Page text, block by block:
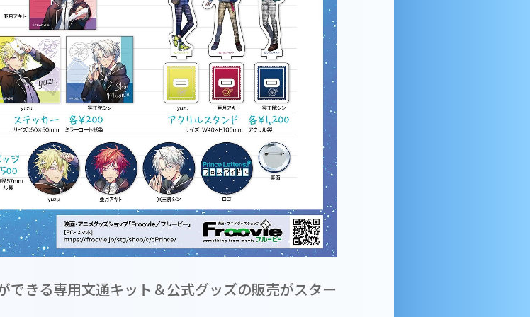
きる専用文通キット＆公式グッズの販売がスター